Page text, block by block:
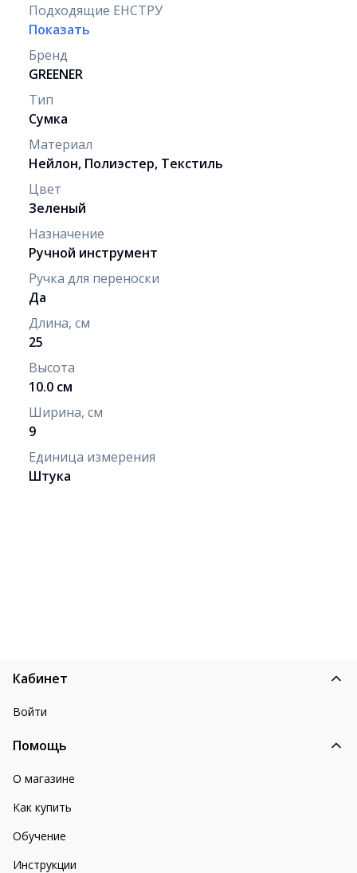
Подходящие ЕНСТРУ
Показать
Бренд
GREENER
Тип
Сумка
Материал
Нейлон, Полиэстер, Текстиль
Цвет
Зеленый
Назначение
Ручной инструмент
Ручка для переноски
Да
Длина, см
25
Высота
10.0 см
Ширина, см
9
Единица измерения
Штука
Кабинет
Войти
Помощь
О магазине
Как купить
Обучение
Инструкции